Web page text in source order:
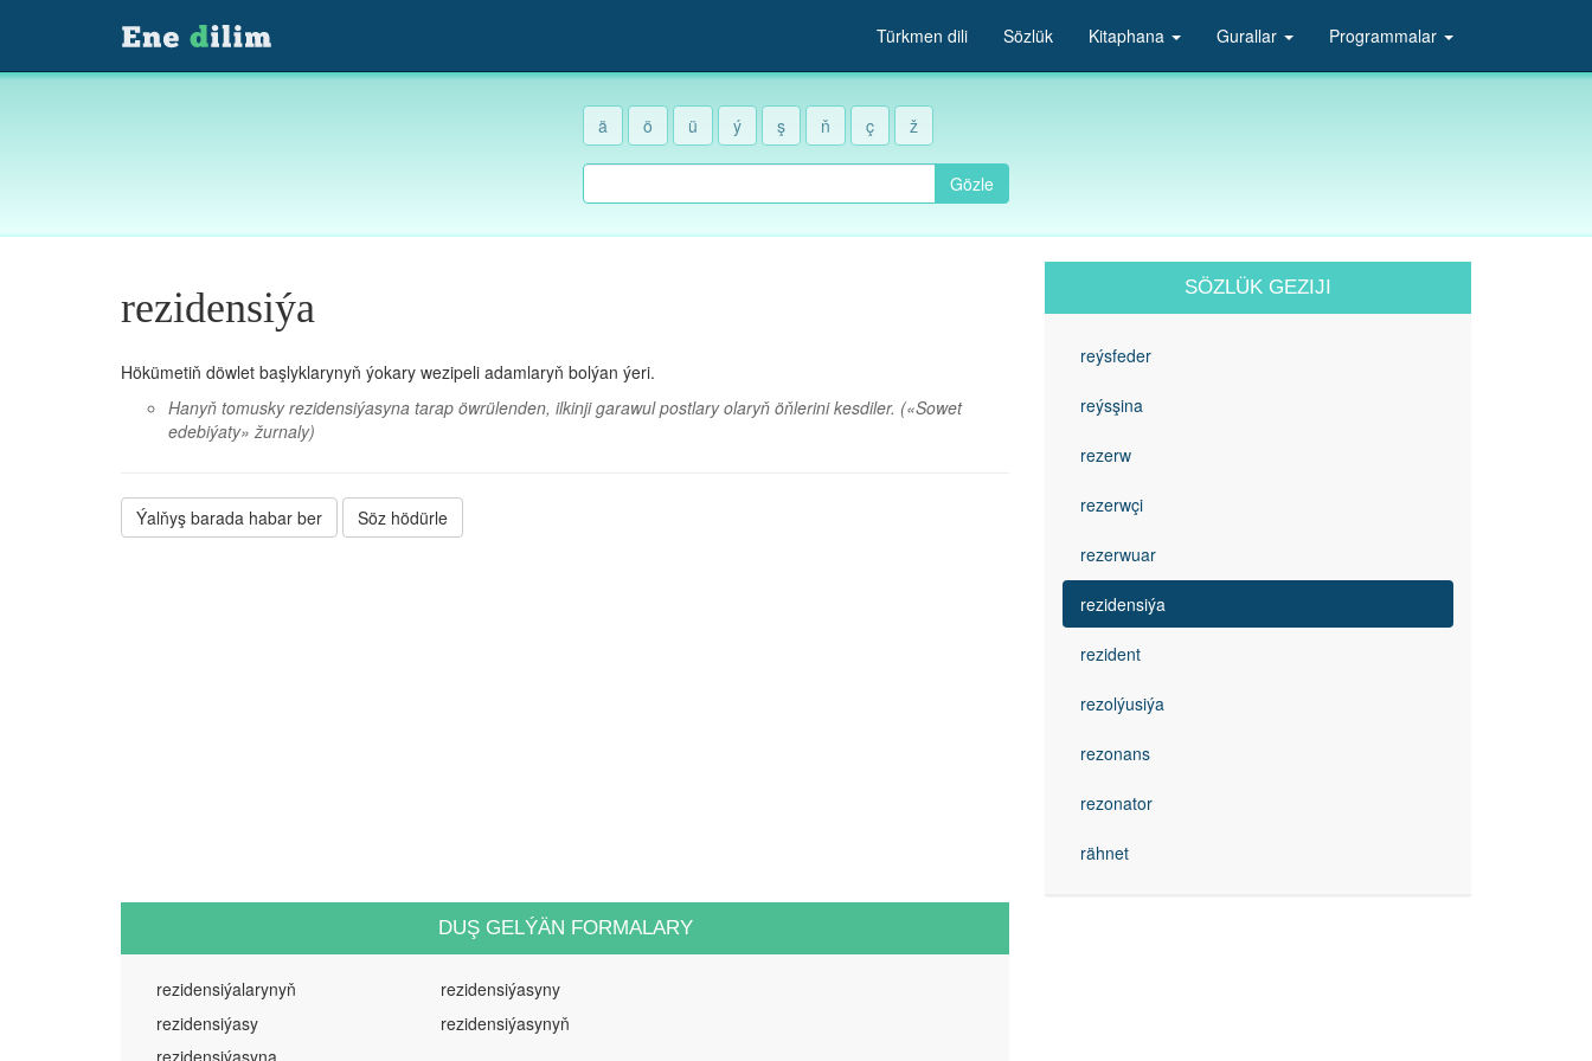
Türkmen dili Sözlük Kitaphana Gurallar Programmalar
ä ö ü ý ş ň ç ž
Gözle
rezidensiýa
Hökümetiň döwlet başlyklarynyň ýokary wezipeli adamlaryň bolýan ýeri.
Hanyň tomusky rezidensiýasyna tarap öwrülenden, ilkinji garawul postlary olaryň öňlerini kesdiler. («Sowet
edebiýaty» žurnaly)
Ýalňyş barada habar ber Söz hödürle
DUŞ GELÝÄN FORMALARY
rezidensiýalarynyň
rezidensiýasy
rezidensiýasyna
rezidensiýasyny
rezidensiýasynyň
SÖZLÜK GEZIJI
reýsfeder
reýsşina
rezerw
rezerwçi
rezerwuar
rezidensiýa
rezident
rezolýusiýa
rezonans
rezonator
rähnet